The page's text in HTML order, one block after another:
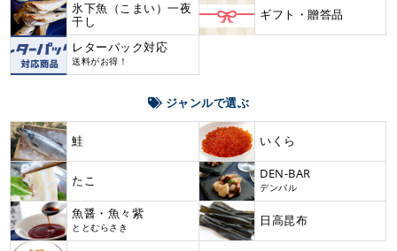
氷下魚（こまい）一夜
干し
ギフト・贈答品
レターパック対応
送料がお得！
ジャンルで選ぶ
鮭 いくら
たこ DEN-BAR
デンバル
魚醤・魚々紫
ととむらさき 日高昆布